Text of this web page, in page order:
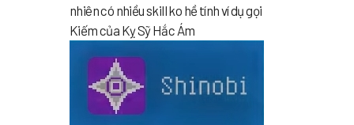
nhiên có nhiều skill ko hề tính ví dụ gọi
Kiếm của Kỵ Sỹ Hắc Ám